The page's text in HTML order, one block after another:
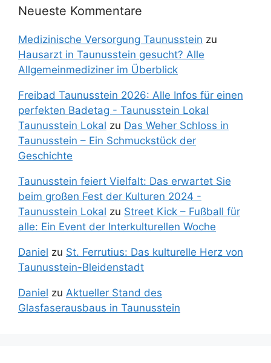
Neueste Kommentare
Medizinische Versorgung Taunusstein zu
Hausarzt in Taunusstein gesucht? Alle
Allgemeinmediziner im Überblick
Freibad Taunusstein 2026: Alle Infos für einen
perfekten Badetag - Taunusstein Lokal
Taunusstein Lokal zu Das Weher Schloss in
Taunusstein – Ein Schmuckstück der
Geschichte
Taunusstein feiert Vielfalt: Das erwartet Sie
beim großen Fest der Kulturen 2024 -
Taunusstein Lokal zu Street Kick – Fußball für
alle: Ein Event der Interkulturellen Woche
Daniel zu St. Ferrutius: Das kulturelle Herz von
Taunusstein-Bleidenstadt
Daniel zu Aktueller Stand des
Glasfaserausbaus in Taunusstein